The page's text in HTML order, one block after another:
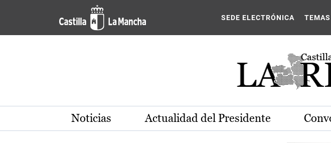
Pasar al contenido principal
Actualidad de la región de Castilla-La
SEDE ELECTRÓNICA TEMAS
Noticias Actualidad del Presidente